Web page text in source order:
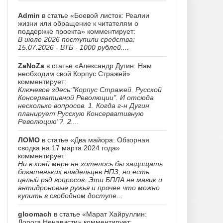
Admin в статье «Боевой листок: Реалии
жизни или обращение к читателям о
поддержке проекта» комментирует:
В июле 2026 поступили средства:
15.07.2026 - ВТБ - 1000 рублей....
ZaNoZa в статье «Александр Дугин: Нам
необходим свой Корпус Стражей»
комментирует:
Ключевое здесь:"Корпус Стражей. Русской
Консервативной Революции". И отсюда
несколько вопросов. 1. Когда г-н Дугин
планирует Русскую Консервативную
Революцию"?. 2....
ЛОМО в статье «Два майора: Обзорная
сводка на 17 марта 2024 года»
комментирует:
Ни в коей мере не хотелось бы защищать
богатеньких владельцев НПЗ, но есть
целый ряд вопросов. Эти БПЛА не мавик и
антидроновые ружья и прочее что можно
купить в свободном доступе...
gloomach в статье «Марат Хайруллин: